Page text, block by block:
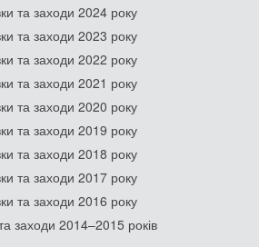
та заходи 2024 року
та заходи 2023 року
та заходи 2022 року
та заходи 2021 року
та заходи 2020 року
та заходи 2019 року
та заходи 2018 року
та заходи 2017 року
та заходи 2016 року
заходи 2014–2015 років